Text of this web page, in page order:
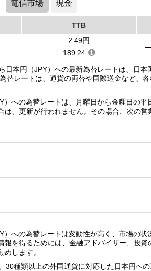
電信市場 現金
TTB
2.49円
189.24
日本円（JPY）への最新為替レートは、日本
替レートは、通貨の両替や国際送金など、
への為替レートは、月曜日から金曜日の平
は、更新が行われません。その場合、次の営
への為替レートは変動性が高く、市場の状
を得るためには、金融アドバイザー、投資
します。
30種類以上の外国通貨に対応した日本円へ